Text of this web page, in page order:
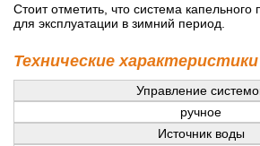
Стоит отметить, что система капельного
для эксплуатации в зимний период.
Технические характеристики
Управление
ручное
Источник воды